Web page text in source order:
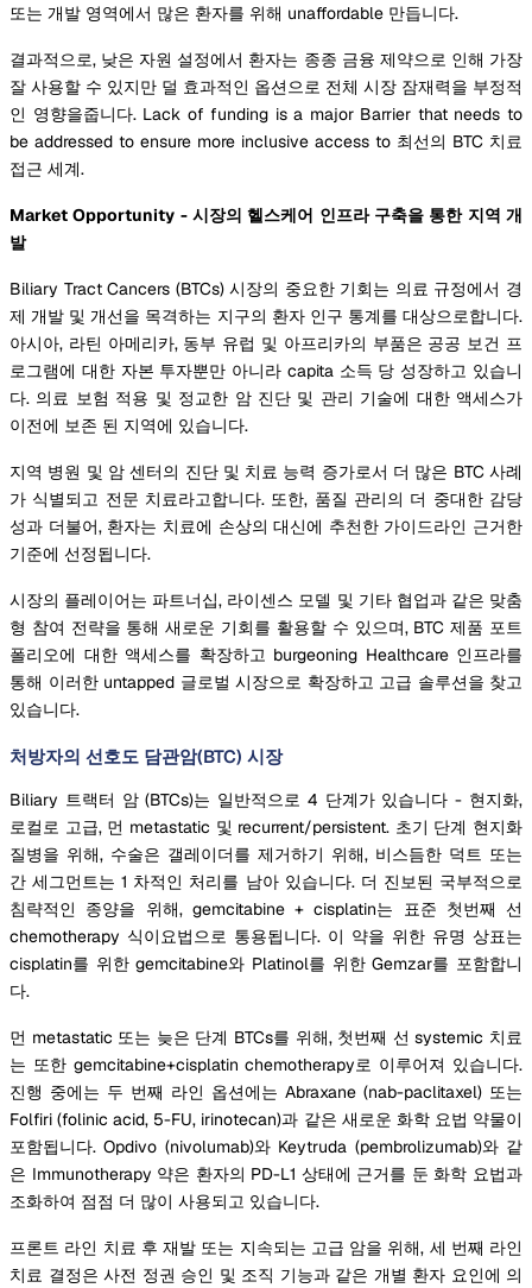
또는 개발 영역에서 많은 환자를 위해 unaffordable 만듭니다.
결과적으로, 낮은 자원 설정에서 환자는 종종 금융 제약으로 인해 가장
잘 사용할 수 있지만 덜 효과적인 옵션으로 전체 시장 잠재력을 부정적
인 영향을줍니다. Lack of funding is a major Barrier that needs to
be addressed to ensure more inclusive access to 최선의 BTC 치료
접근 세계.
Market Opportunity - 시장의 헬스케어 인프라 구축을 통한 지역 개
발
Biliary Tract Cancers (BTCs) 시장의 중요한 기회는 의료 규정에서 경
제 개발 및 개선을 목격하는 지구의 환자 인구 통계를 대상으로합니다.
아시아, 라틴 아메리카, 동부 유럽 및 아프리카의 부품은 공공 보건 프
로그램에 대한 자본 투자뿐만 아니라 capita 소득 당 성장하고 있습니
다. 의료 보험 적용 및 정교한 암 진단 및 관리 기술에 대한 액세스가
이전에 보존 된 지역에 있습니다.
지역 병원 및 암 센터의 진단 및 치료 능력 증가로서 더 많은 BTC 사례
가 식별되고 전문 치료라고합니다. 또한, 품질 관리의 더 중대한 감당
성과 더불어, 환자는 치료에 손상의 대신에 추천한 가이드라인 근거한
기준에 선정됩니다.
시장의 플레이어는 파트너십, 라이센스 모델 및 기타 협업과 같은 맞춤
형 참여 전략을 통해 새로운 기회를 활용할 수 있으며, BTC 제품 포트
폴리오에 대한 액세스를 확장하고 burgeoning Healthcare 인프라를
통해 이러한 untapped 글로벌 시장으로 확장하고 고급 솔루션을 찾고
있습니다.
처방자의 선호도 담관암(BTC) 시장
Biliary 트랙터 암 (BTCs)는 일반적으로 4 단계가 있습니다 - 현지화,
로컬로 고급, 먼 metastatic 및 recurrent/persistent. 초기 단계 현지화
질병을 위해, 수술은 갤레이더를 제거하기 위해, 비스듬한 덕트 또는
간 세그먼트는 1 차적인 처리를 남아 있습니다. 더 진보된 국부적으로
침략적인 종양을 위해, gemcitabine + cisplatin는 표준 첫번째 선
chemotherapy 식이요법으로 통용됩니다. 이 약을 위한 유명 상표는
cisplatin를 위한 gemcitabine와 Platinol를 위한 Gemzar를 포함합니
다.
먼 metastatic 또는 늦은 단계 BTCs를 위해, 첫번째 선 systemic 치료
는 또한 gemcitabine+cisplatin chemotherapy로 이루어져 있습니다.
진행 중에는 두 번째 라인 옵션에는 Abraxane (nab-paclitaxel) 또는
Folfiri (folinic acid, 5-FU, irinotecan)과 같은 새로운 화학 요법 약물이
포함됩니다. Opdivo (nivolumab)와 Keytruda (pembrolizumab)와 같
은 Immunotherapy 약은 환자의 PD-L1 상태에 근거를 둔 화학 요법과
조화하여 점점 더 많이 사용되고 있습니다.
프론트 라인 치료 후 재발 또는 지속되는 고급 암을 위해, 세 번째 라인
치료 결정은 사전 정권 승인 및 조직 기능과 같은 개별 환자 요인에 의